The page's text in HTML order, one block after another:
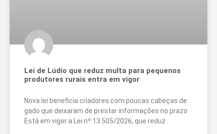
Lei de Lúdio que reduz multa para pequenos
produtores rurais entra em vigor
Nova lei beneficia criadores com poucas cabeças de
gado que deixaram de prestar informações no prazo
Está em vigor a Lei nº 13.505/2026, que reduz